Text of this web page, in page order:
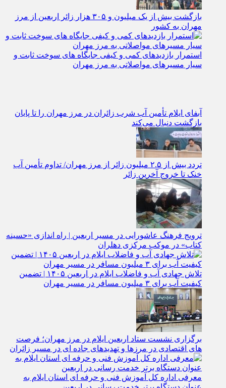
بازگشت بیش از یک میلیون و ۳۰۵ هزار زائر اربعین از مرز
مهران به کشور
استمرار بازدیدهای کمی و کیفی جایگاه‌ های سوخت ثابت و
سیار مسیرهای مواصلاتی به مرز مهران
آبفای ایلام تأمین آب شرب زائران در مرز مهران را تا پایان
بازگشت دنبال می‌کند
تردد بیش از ۲.۵ میلیون زائر از مرز مهران/ تداوم تأمین آب
خنک تا خروج آخرین زائر
ترویج فرهنگ عاشورایی در مسیر اربعین | راه‌ اندازی «حسینه
کتاب» در موکب مرکزی دهلران
تلاش جهادی آب و فاضلاب ایلام در اربعین ۱۴۰۵ | تضمین
کیفیت آب برای ۳ میلیون مسافر در مسیر مهران
برگزاری نشست ستاد اربعین ایلام در مرز مهران؛ فرصت‌
های اقتصادی در مرزها و تهدیدهای جاده‌ ای در مسیر زائران
معرفی اداره کل آموزش فنی و حرفه‌ ای استان ایلام به‌